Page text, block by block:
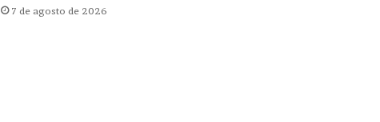
7 de agosto de 2026